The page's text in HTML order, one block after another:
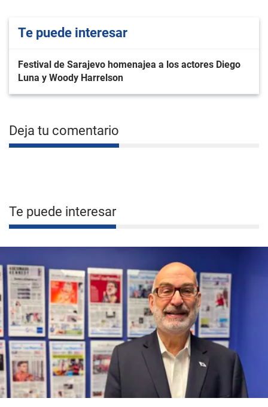
Te puede interesar
Festival de Sarajevo homenajea a los actores Diego
Luna y Woody Harrelson
Deja tu comentario
Te puede interesar